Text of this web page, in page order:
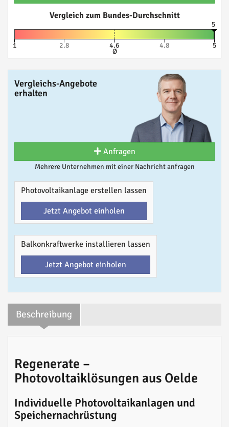
Vergleich zum Bundes-Durchschnitt
5
1 2.8 4.6
Ø
4.8 5
Vergleichs-Angebote
erhalten
Anfragen
Mehrere Unternehmen mit einer Nachricht anfragen
Photovoltaikanlage erstellen lassen
Jetzt Angebot einholen
Balkonkraftwerke installieren lassen
Jetzt Angebot einholen
Beschreibung
Regenerate –
Photovoltaiklösungen aus Oelde
Individuelle Photovoltaikanlagen und
Speichernachrüstung